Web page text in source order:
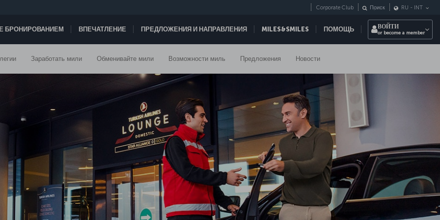
БРОНИРОВАНИЕМ ВПЕЧАТЛЕНИЕ ПРЕДЛОЖЕНИЯ И НАПРАВЛЕНИЯ MILES&SMILES ПОМОЩЬ
Corporate Club Поиск RU - INT
ВОЙТИ
or become a member
Заработать мили Обменивайте мили Возможности миль Предложения Новости